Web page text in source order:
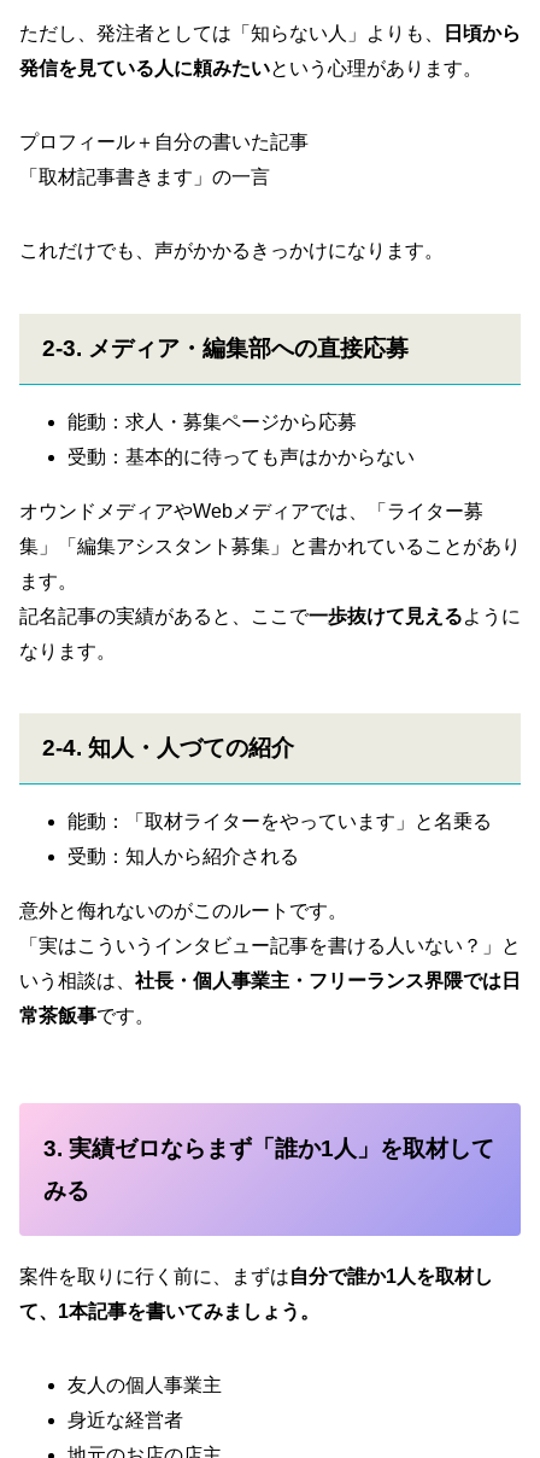
ただし、発注者としては「知らない人」よりも、
日頃から
発信を見ている人に頼みたいという心理があります。
プロフィール＋自分の書いた記事
「取材記事書きます」の一言
これだけでも、声がかかるきっかけになります。
2-3. メディア・編集部への直接応募
能動：求人・募集ページから応募
受動：基本的に待っても声はかからない
オウンドメディアやWebメディアでは、「ライター募
集」「編集アシスタント募集」と書かれていることがあり
ます。
記名記事の実績があると、ここで一歩抜けて見えるように
なります。
2-4. 知人・人づての紹介
能動：「取材ライターをやっています」と名乗る
受動：知人から紹介される
意外と侮れないのがこのルートです。
「実はこういうインタビュー記事を書ける人いない？」と
いう相談は、 社長・個人事業主・フリーランス界隈では日
常茶飯事です。
3. 実績ゼロならまず「誰か1人」を取材して
みる
案件を取りに行く前に、まずは自分で誰か1人を取材し
て、1本記事を書いてみましょう。
友人の個人事業主
身近な経営者